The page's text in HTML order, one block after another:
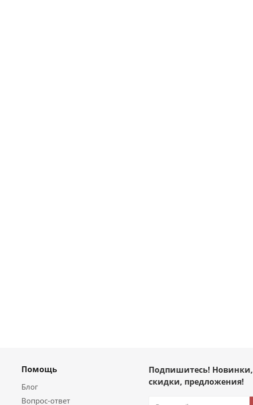
Помощь
Блог
Вопрос-ответ
Подпишитесь! Новинки,
скидки, предложения!